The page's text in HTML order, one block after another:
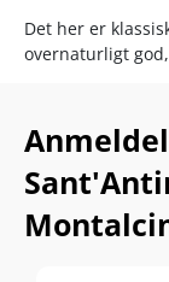
Det her er
overnaturligt